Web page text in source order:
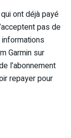
ont déjà payé
pas de
Garmin sur
l’abonnement
repayer pour